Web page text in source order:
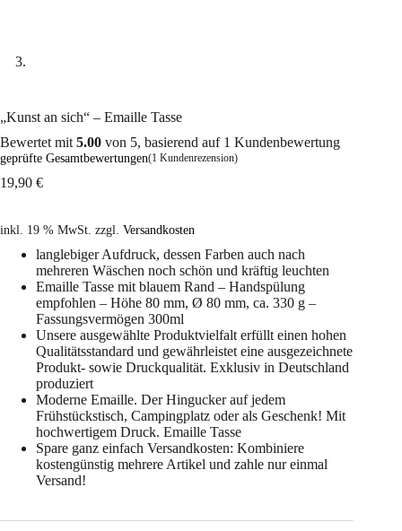
„Kunst an sich“ – Emaille Tasse
Bewertet mit 5.00 von 5, basierend auf 1 Kundenbewertung
geprüfte Gesamtbewertungen(1 Kundenrezension)
19,90 €
inkl. 19 % MwSt. zzgl. Versandkosten
langlebiger Aufdruck, dessen Farben auch nach
mehreren Wäschen noch schön und kräftig leuchten
Emaille Tasse mit blauem Rand – Handspülung
empfohlen – Höhe 80 mm, Ø 80 mm, ca. 330 g –
Fassungsvermögen 300ml
Unsere ausgewählte Produktvielfalt erfüllt einen hohen
Qualitätsstandard und gewährleistet eine ausgezeichnete
Produkt- sowie Druckqualität. Exklusiv in Deutschland
produziert
Moderne Emaille. Der Hingucker auf jedem
Frühstückstisch, Campingplatz oder als Geschenk! Mit
hochwertigem Druck. Emaille Tasse
Spare ganz einfach Versandkosten: Kombiniere
kostengünstig mehrere Artikel und zahle nur einmal
Versand!